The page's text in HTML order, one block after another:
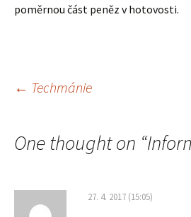
poměrnou část peněz v hotovosti.
Navigace
pro
příspěvky
← Techmánie
One thought on “
27. 4. 2017 (15:05)